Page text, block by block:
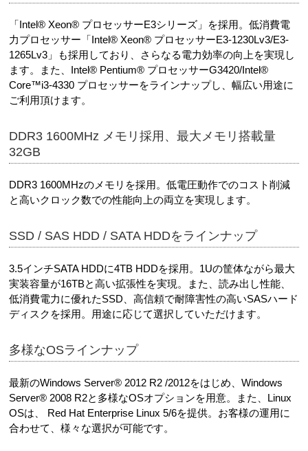
「Intel® Xeon® プロセッサーE3シリーズ」を採用。低消費電
力プロセッサー「Intel® Xeon® プロセッサーE3-1230Lv3/E3-
1265Lv3」も採用しており、さらなる電力効率の向上を実現し
ます。また、Intel® Pentium® プロセッサーG3420/Intel®
Core™i3-4330 プロセッサーをラインナップし、幅広い用途に
ご利用頂けます。
DDR3 1600MHz メモリ採用、最大メモリ搭載量
32GB
DDR3 1600MHzのメモリを採用。低電圧動作でのコスト削減
と高いクロック数での性能向上の両立を実現します。
SSD / SAS HDD / SATA HDDをラインナップ
3.5インチSATA HDDに4TB HDDを採用。1Uの筐体ながら最大
実装容量が16TBと高い拡張性を実現。また、読み出し性能、
低消費電力に優れたSSD、高信頼で耐障害性の高いSASハード
ディスクを採用。用途に応じて選択していただけます。
多様なOSラインナップ
最新のWindows Server® 2012 R2 /2012をはじめ、Windows
Server® 2008 R2と多様なOSオプションを用意。また、Linux
OSは、 Red Hat Enterprise Linux 5/6を提供。お客様の運用に
合わせて、様々な選択が可能です。